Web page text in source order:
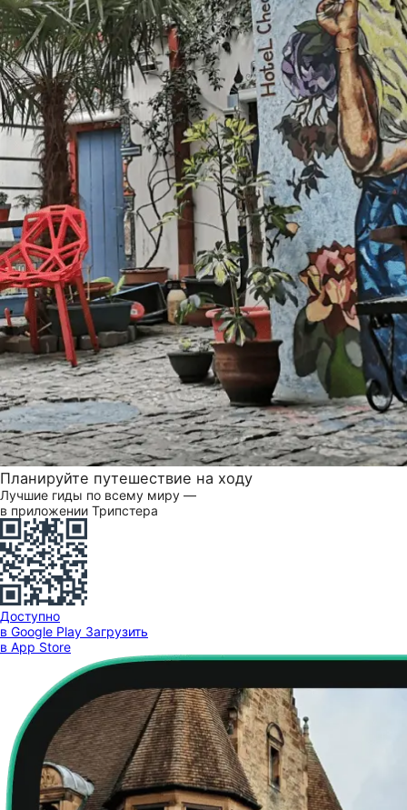
Планируйте путешествие на ходу
Лучшие гиды по всему миру —
в приложении Трипстера
Доступно
в Google Play Загрузить
в App Store